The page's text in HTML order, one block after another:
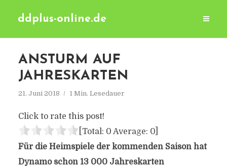
ddplus-online.de
ANSTURM AUF
JAHRESKARTEN
21. Juni 2018 1 Min. Lesedauer
Click to rate this post!
[Total: 0 Average: 0]
Für die Heimspiele der kommenden Saison hat
Dynamo schon 13 000 Jahreskarten